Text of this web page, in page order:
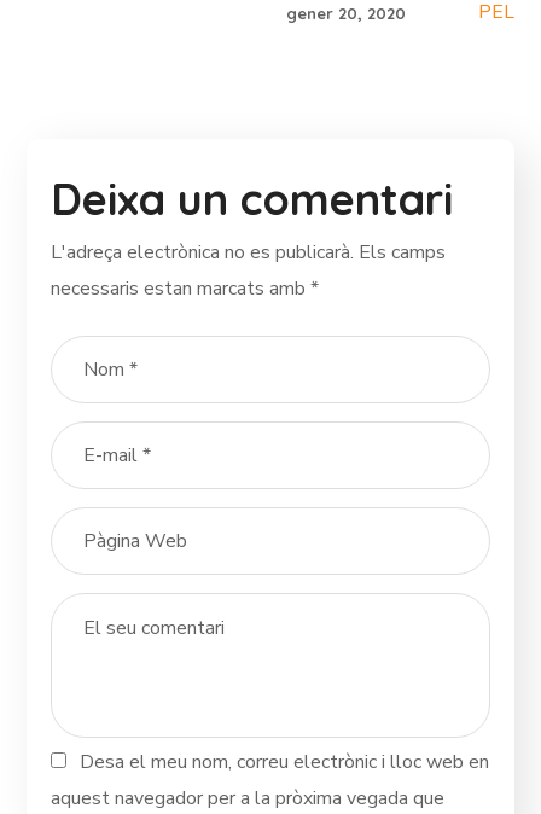
gener 20, 2020
Deixa un comentari
L'adreça electrònica no es publicarà. Els camps
necessaris estan marcats amb*
Desa el meu nom, correu electrònic i lloc web en
aquest navegador per a la pròxima vegada que